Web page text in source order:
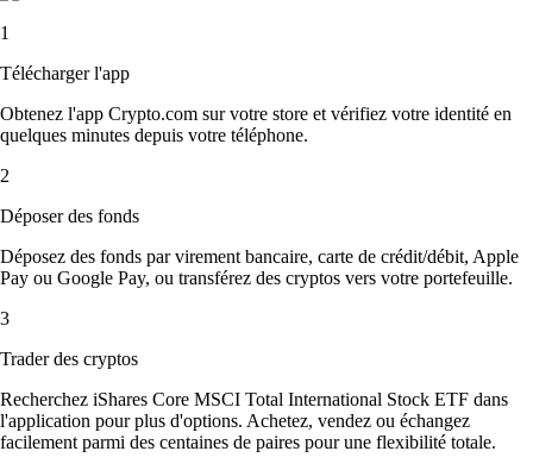
1
Télécharger l'app
Obtenez l'app Crypto.com sur votre store et vérifiez votre identité en
quelques minutes depuis votre téléphone.
2
Déposer des fonds
Déposez des fonds par virement bancaire, carte de crédit/débit, Apple
Pay ou Google Pay, ou transférez des cryptos vers votre portefeuille.
3
Trader des cryptos
Recherchez iShares Core MSCI Total International Stock ETF dans
l'application pour plus d'options. Achetez, vendez ou échangez
facilement parmi des centaines de paires pour une flexibilité totale.